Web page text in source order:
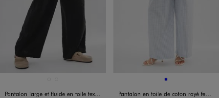
Pantalon large et fluide en toile texturée femme
Disponible en 1 coloris
BLEU
Pantalon en toile de coton rayé femme grande taille